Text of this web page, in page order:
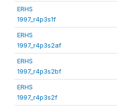
ERHS
1997_r4p3s1f
ERHS
1997_r4p3s2af
ERHS
1997_r4p3s2bf
ERHS
1997_r4p3s2f